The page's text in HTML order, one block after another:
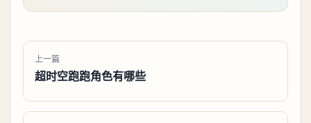
上一篇
超时空跑跑角色有哪些